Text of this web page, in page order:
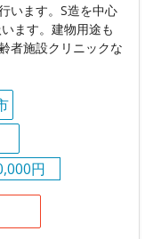
います。S造を中心
ます。建物用途も
者施設クリニックな
円